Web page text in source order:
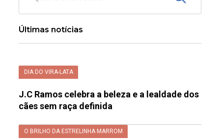
Últimas notícias
DIA DO VIRA-LATA
J.C Ramos celebra a beleza e a lealdade dos
cães sem raça definida
O BRILHO DA ESTRELINHA MARROM